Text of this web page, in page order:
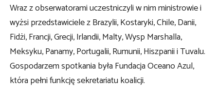
Wraz z obserwatorami uczestniczyli w nim ministrowie i
wyżsi przedstawiciele z Brazylii, Kostaryki, Chile, Danii,
Fidżi, Francji, Grecji, Irlandii, Malty, Wysp Marshalla,
Meksyku, Panamy, Portugalii, Rumunii, Hiszpanii i Tuvalu.
Gospodarzem spotkania była Fundacja Oceano Azul,
która pełni funkcję sekretariatu koalicji.